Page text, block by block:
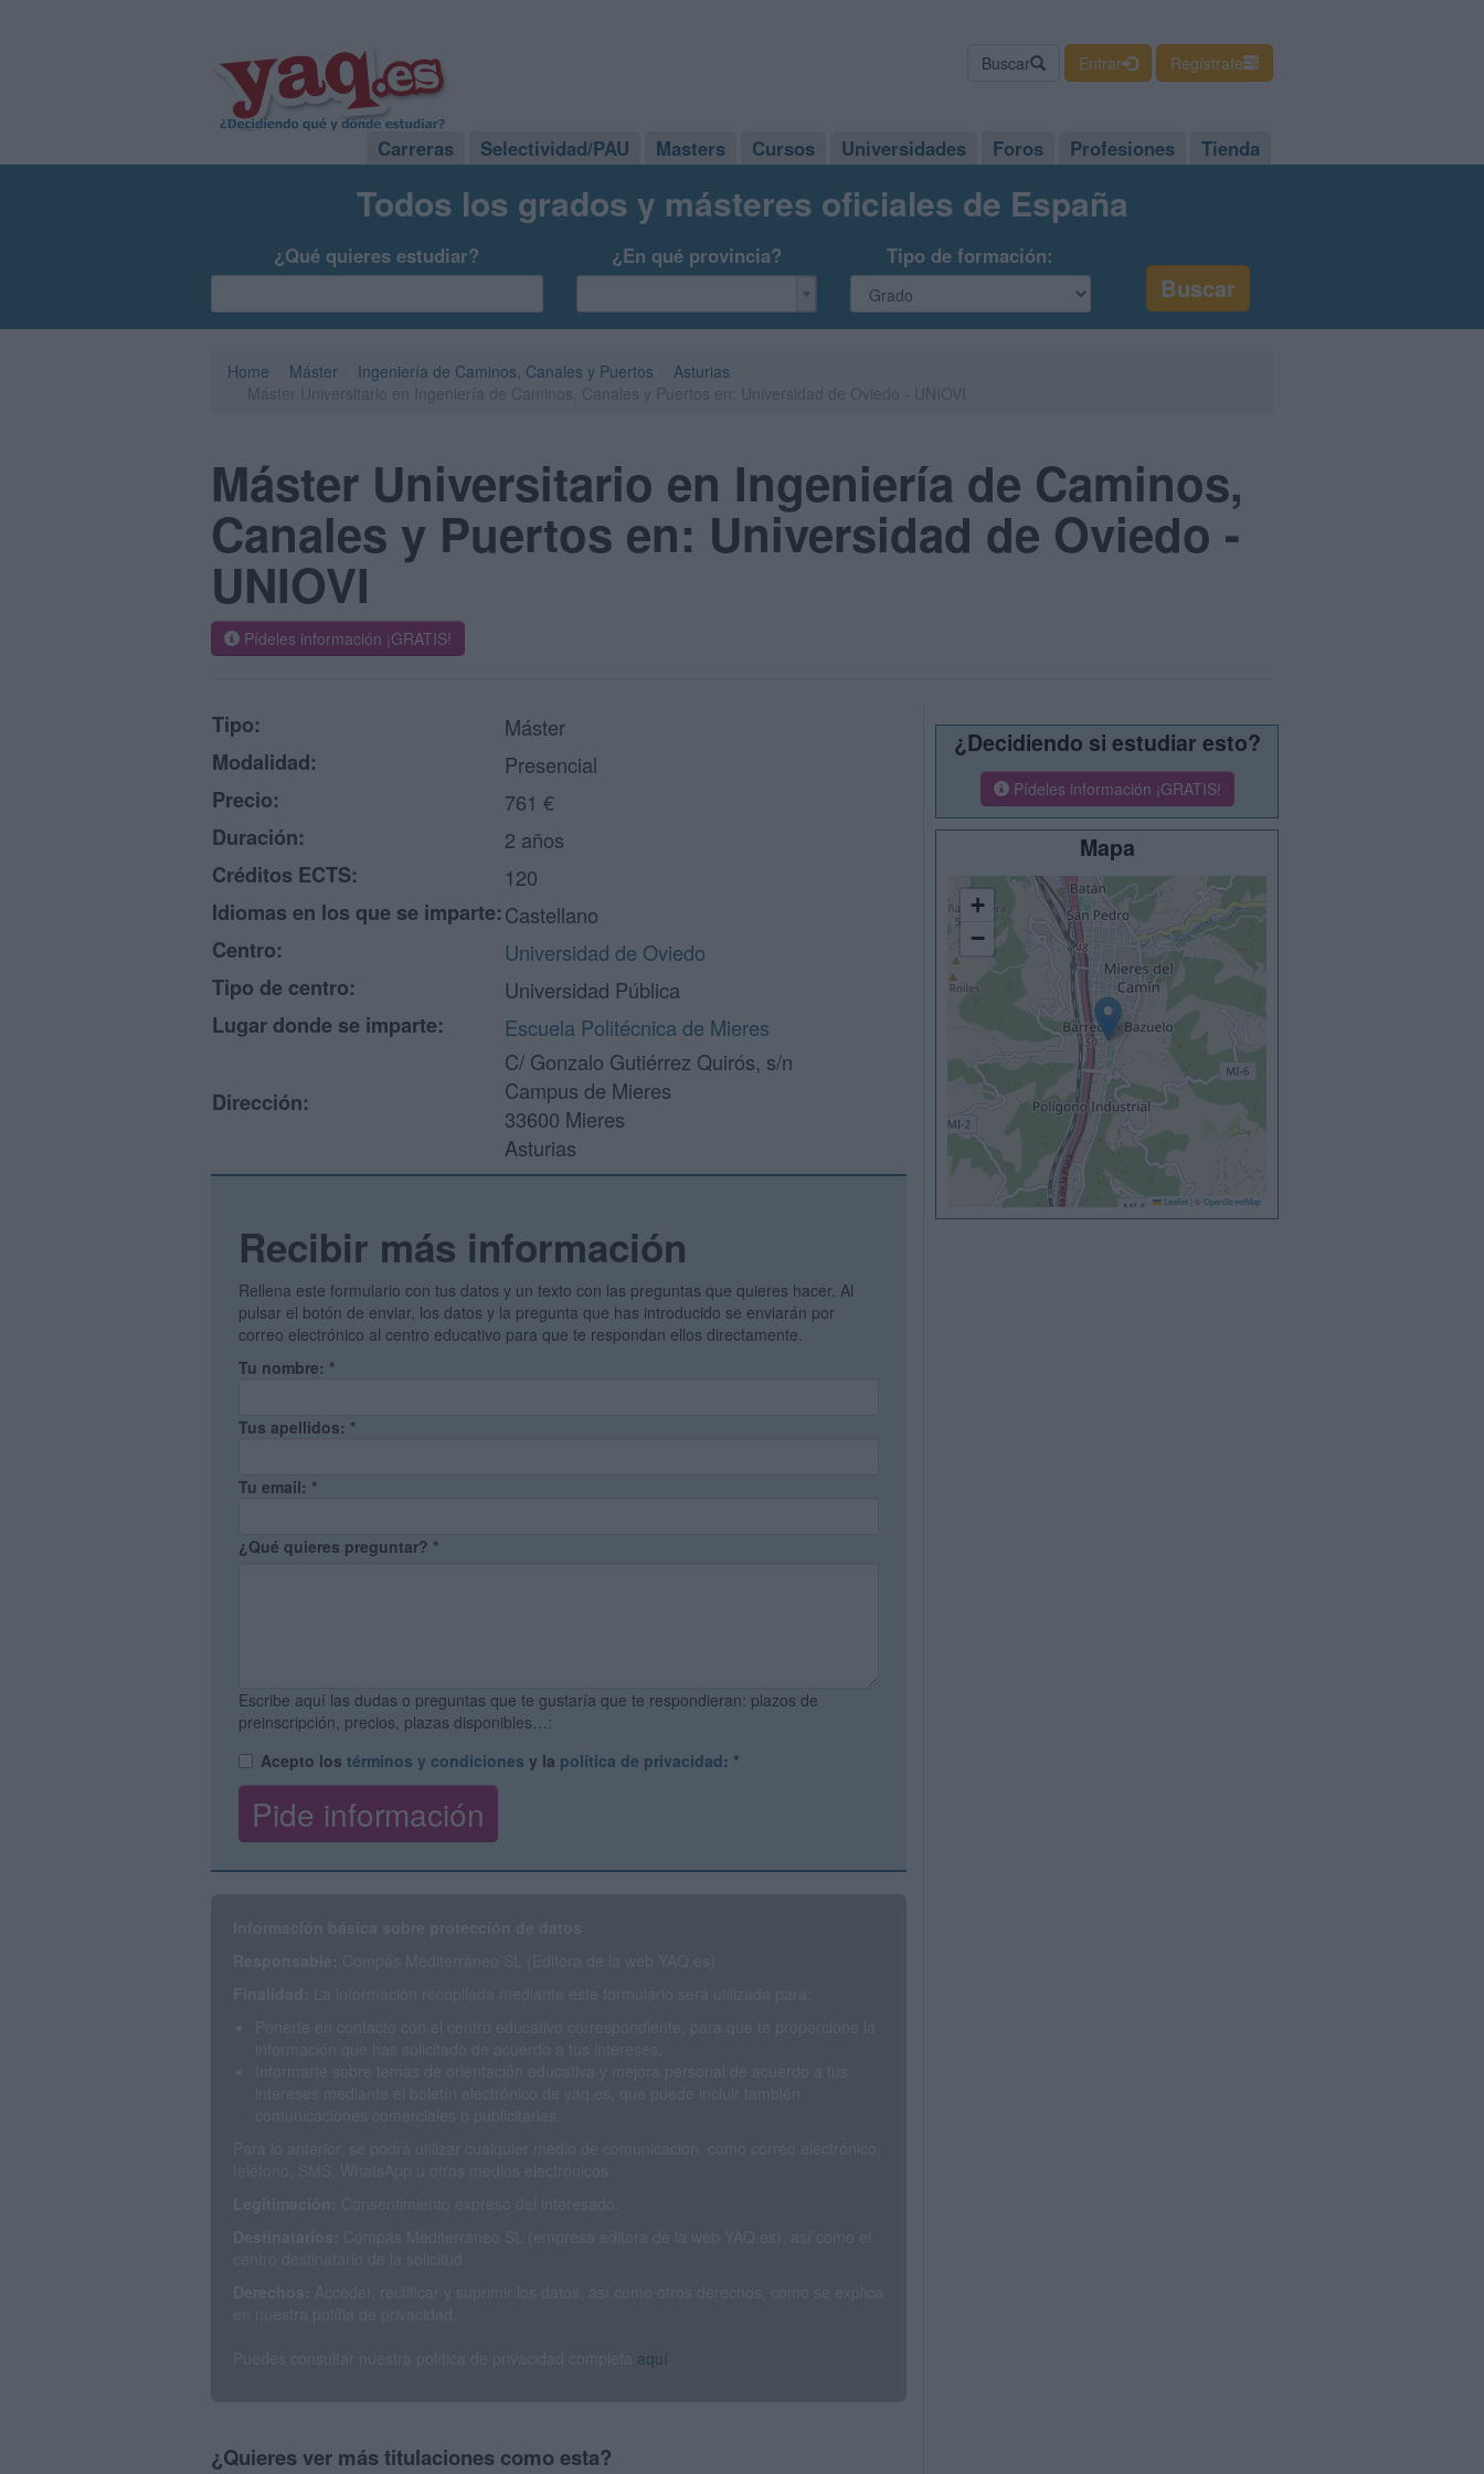
Buscar Entrar Regístrate
Carreras Selectividad/PAU Masters Cursos Universidades Foros Profesiones Tienda
Todos los grados y másteres oficiales de España
¿Qué quieres estudiar? ¿En qué provincia? Tipo de formación:
Home Máster Ingeniería de Caminos, Canales y Puertos
Asturias
Máster Universitario en Ingeniería de Caminos,
Canales y Puertos en: Universidad de Oviedo -
UNIOVI
Pídeles información ¡GRATIS!
Tipo:
Máster
Modalidad:
Presencial
Precio:
761 €
Duración:
2 años
Créditos ECTS:
120
Idiomas en los que se imparte:Castellano
Centro:
Universidad de Oviedo
Tipo de centro:
Universidad Pública
Lugar donde se imparte:
Escuela Politécnica de Mieres
Dirección:
C/ Gonzalo Gutiérrez Quirós, s/n
Campus de Mieres
33600 Mieres
Asturias
Recibir más información
Rellena este formulario con tus datos y un texto con las preguntas que quieres hacer. Al
pulsar el botón de enviar, los datos y la pregunta que has introducido se enviarán por
correo electrónico al centro educativo para que te respondan ellos directamente.
Tu nombre: *
Tus apellidos: *
Tu email: *
¿Qué quieres preguntar? *
Escribe aquí las dudas o preguntas que te gustaría que te respondieran: plazos de
preinscripción, precios, plazas disponibles…:
Acepto los términos y condiciones y la política de privacidad: *
aquí
¿Quieres ver más titulaciones como esta?
¿Decidiendo si estudiar esto?
Pídeles información ¡GRATIS!
Mapa
+
−
Leaflet © OpenStreetMap